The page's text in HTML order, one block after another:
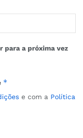
para a próxima vez
*
e com a Política